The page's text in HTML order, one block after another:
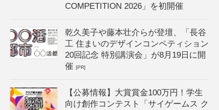
COMPETITION 2026」を初開催
乾久美子や藤本壮介らが登壇、「長谷
工 住まいのデザインコンペティション
20回記念 特別講演会」が8月19日に開
催[PR]
【公募情報】大賞賞金100万円！学生
向け創作コンテスト「サイゲームス ク